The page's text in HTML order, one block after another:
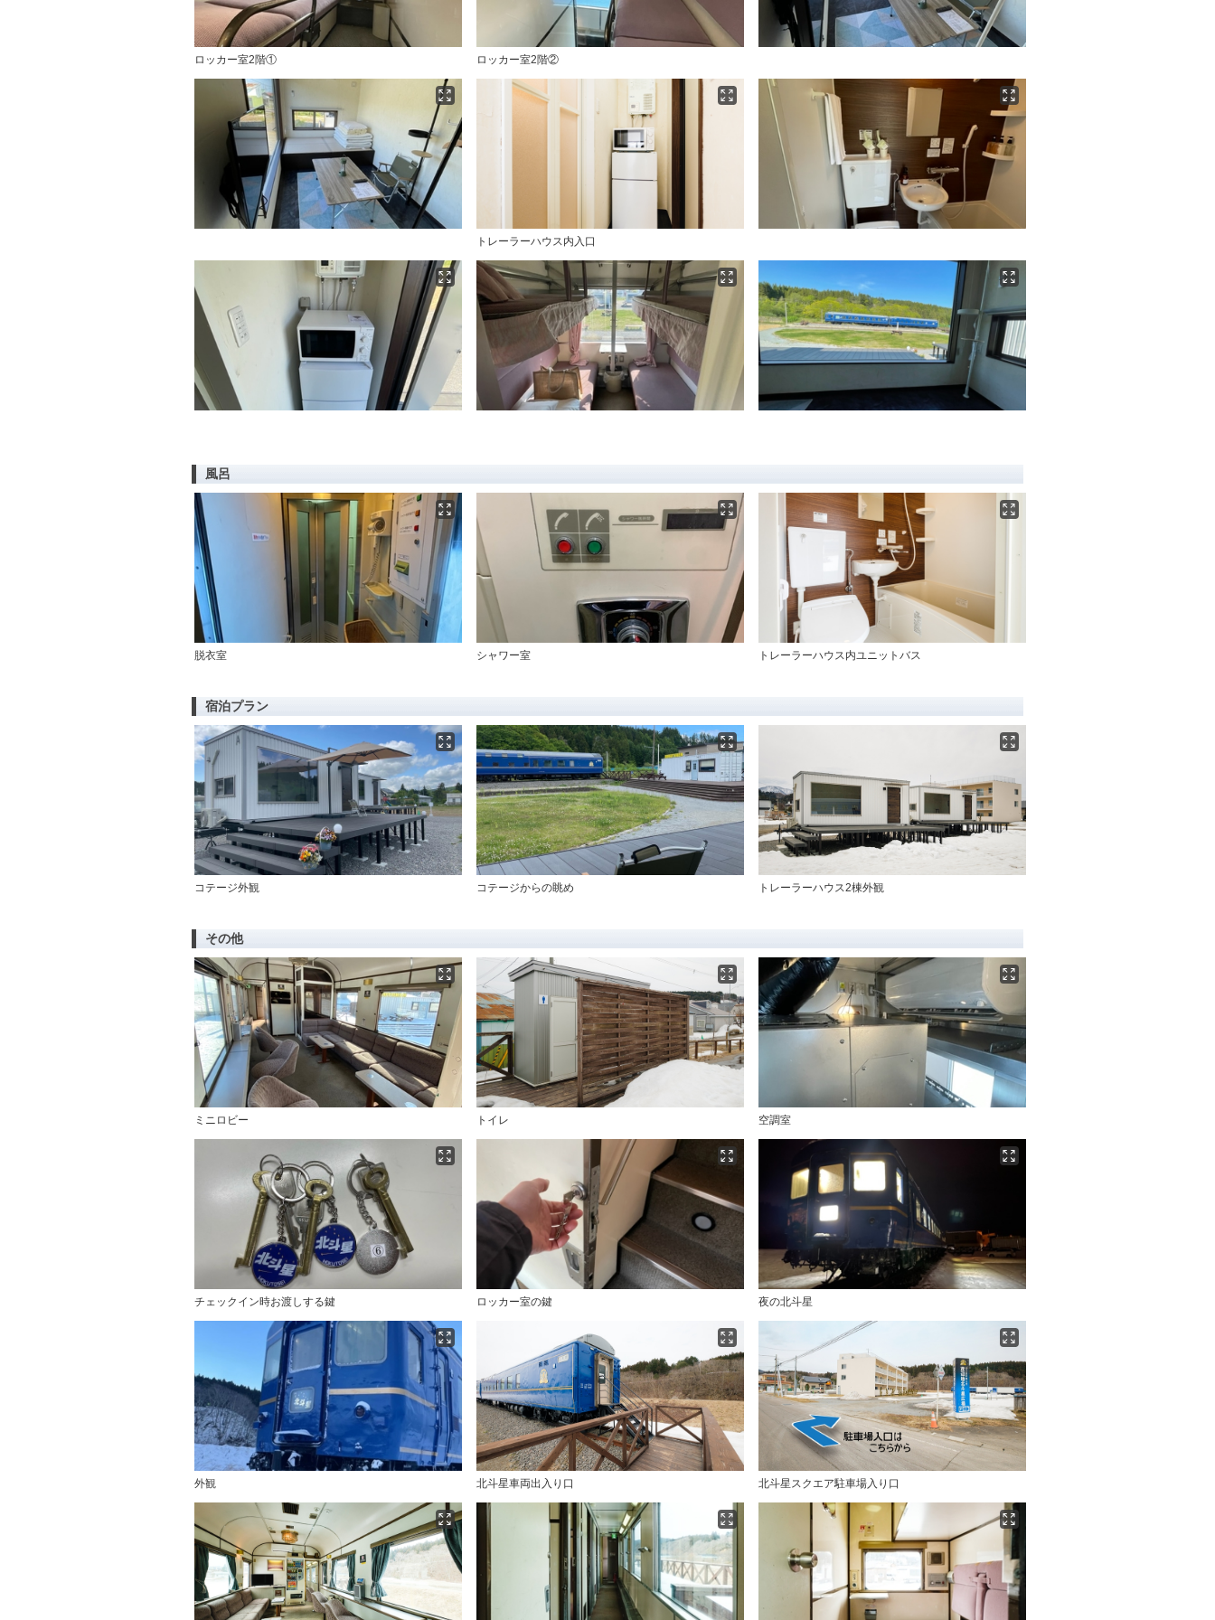
ロッカー室2階① ロッカー室2階②
トレーラーハウス内入口
風呂
脱衣室 シャワー室 トレーラーハウス内ユニットバス
宿泊プラン
コテージ外観 コテージからの眺め トレーラーハウス2棟外観
その他
ミニロビー トイレ 空調室
チェックイン時お渡しする鍵 ロッカー室の鍵 夜の北斗星
外観 北斗星車両出入り口 北斗星スクエア駐車場入り口